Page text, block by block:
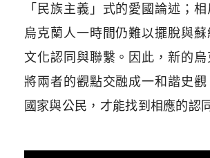
「民族主義」式的愛國論述；
烏克蘭人一時間仍難以擺脫與
文化認同與聯繫。因此，新的烏
將兩者的觀點交融成一和諧史
國家與公民，才能找到相應的認